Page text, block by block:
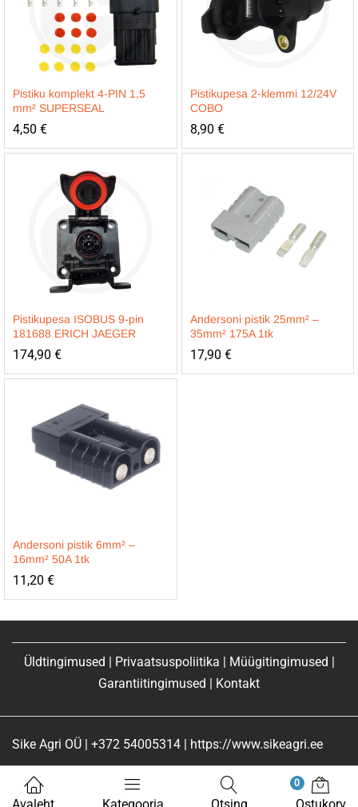
Pistiku komplekt 4-PIN 1,5
mm² SUPERSEAL
4,50 €
Pistikupesa 2-klemmi 12/24V
COBO
8,90 €
Pistikupesa ISOBUS 9-pin
181688 ERICH JAEGER
174,90 €
Andersoni pistik 25mm² –
35mm² 175A 1tk
17,90 €
Andersoni pistik 6mm² –
16mm² 50A 1tk
11,20 €
Üldtingimused Privaatsuspoliitika Müügitingimused
Garantiitingimused
Kontakt
Sike Agri OÜ | +372 54005314 | https://www.sikeagri.ee
0